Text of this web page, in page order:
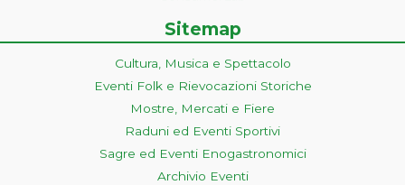
Sitemap
Cultura, Musica e Spettacolo
Eventi Folk e Rievocazioni Storiche
Mostre, Mercati e Fiere
Raduni ed Eventi Sportivi
Sagre ed Eventi Enogastronomici
Archivio Eventi